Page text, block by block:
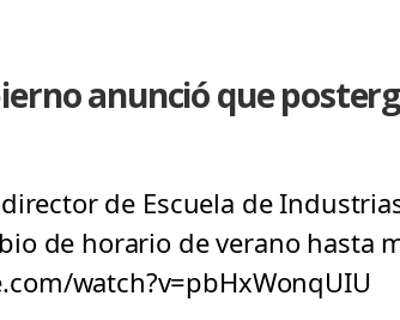
anunció que
de Escuela de
de horario de verano hasta
watch?v=pbHxWonqUIU